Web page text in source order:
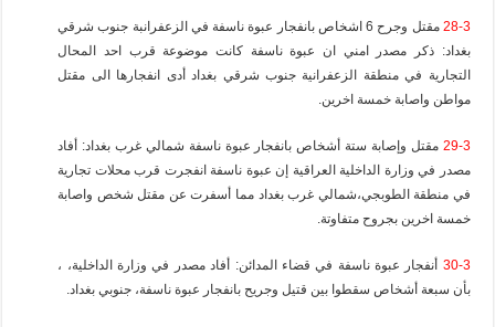
28-3
مقتل وجرح 6 اشخاص بانفجار عبوة ناسفة في الزعفرانبة جنوب شرقي
بغداد: ذكر مصدر امني ان عبوة ناسفة كانت موضوعة قرب احد المحال
التجارية في منطقة الزعفرانية جنوب شرقي بغداد أدى انفجارها الى مقتل
مواطن واصابة خمسة اخرين.
29-3 مقتل وإصابة ستة أشخاص بانفجار عبوة ناسفة شمالي غرب بغداد: أفاد
مصدر في وزارة الداخلية العراقية إن عبوة ناسفة انفجرت قرب محلات تجارية
في منطقة الطوبجي،شمالي غرب بغداد مما أسفرت عن مقتل شخص واصابة
خمسة اخرين بجروح متفاوتة.
30-3 أنفجار عبوة ناسفة في قضاء المدائن: أفاد مصدر في وزارة الداخلية، ،
بأن سبعة أشخاص سقطوا بين قتيل وجريح بانفجار عبوة ناسفة، جنوبي بغداد.